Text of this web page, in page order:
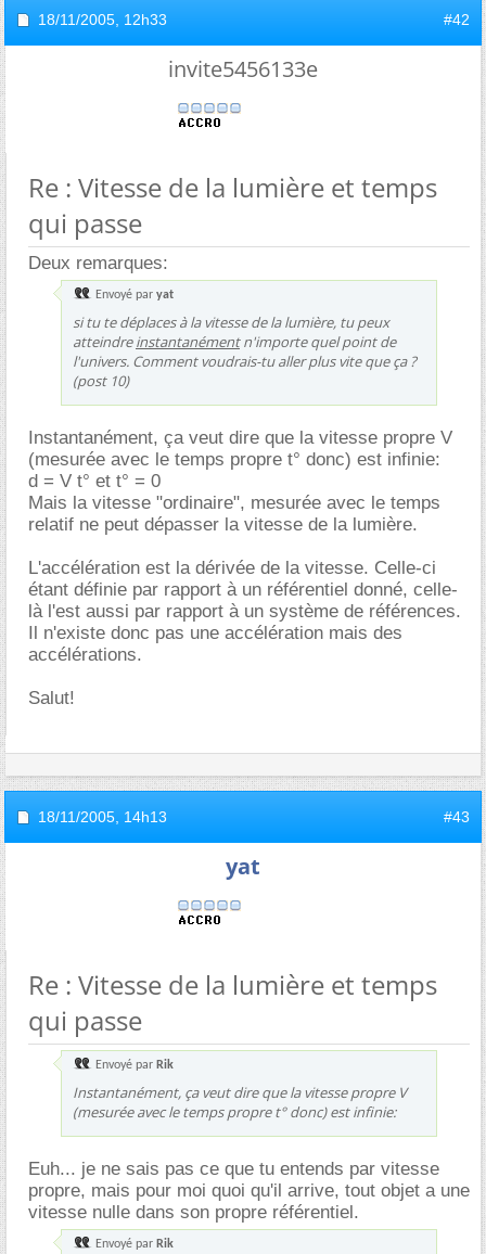
18/11/2005, 12h33 #42
invite5456133e
Re : Vitesse de la lumière et temps
qui passe
Deux remarques:
Envoyé par yat
si tu te déplaces à la vitesse de la lumière, tu peux
atteindreinstantanémentn'importe quel point de
l'univers. Comment voudrais-tu aller plus vite que ça ?
(post 10)
Instantanément, ça veut dire que la vitesse propre V
(mesurée avec le temps propre t° donc) est infinie:
d = V t° et t° = 0
Mais la vitesse "ordinaire", mesurée avec le temps
relatif ne peut dépasser la vitesse de la lumière.
L'accélération est la dérivée de la vitesse. Celle-ci
étant définie par rapport à un référentiel donné, celle-
là l'est aussi par rapport à un système de références.
Il n'existe donc pas une accélération mais des
accélérations.
Salut!
18/11/2005, 14h13 #43
yat
Re : Vitesse de la lumière et temps
qui passe
Envoyé par Rik
Instantanément, ça veut dire que la vitesse propre V
(mesurée avec le temps propre t° donc) est infinie:
Euh... je ne sais pas ce que tu entends par vitesse
propre, mais pour moi quoi qu'il arrive, tout objet a une
vitesse nulle dans son propre référentiel.
Envoyé par Rik